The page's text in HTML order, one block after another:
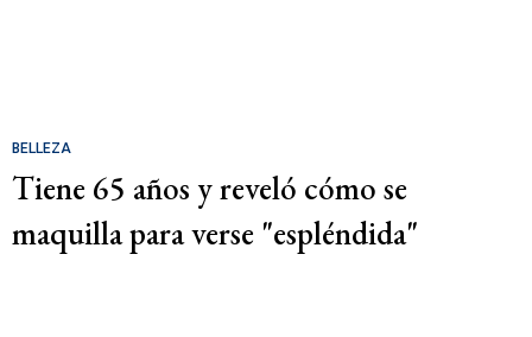
BELLEZA
Tiene 65 años y reveló cómo se
maquilla para verse "espléndida"